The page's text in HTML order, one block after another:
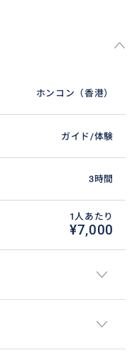
ホンコン（香港）
ガイド/体験
3時間
1人あたり
¥7,000